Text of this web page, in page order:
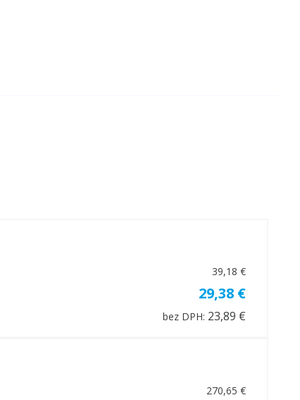
39,18 €
29,38 €
bez DPH: 23,89 €
270,65 €